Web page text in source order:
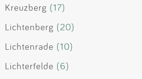
Kreuzberg (17)
Lichtenberg (20)
Lichtenrade (10)
Lichterfelde (6)